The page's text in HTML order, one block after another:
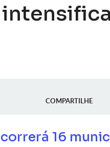
COMPARTILHE
16